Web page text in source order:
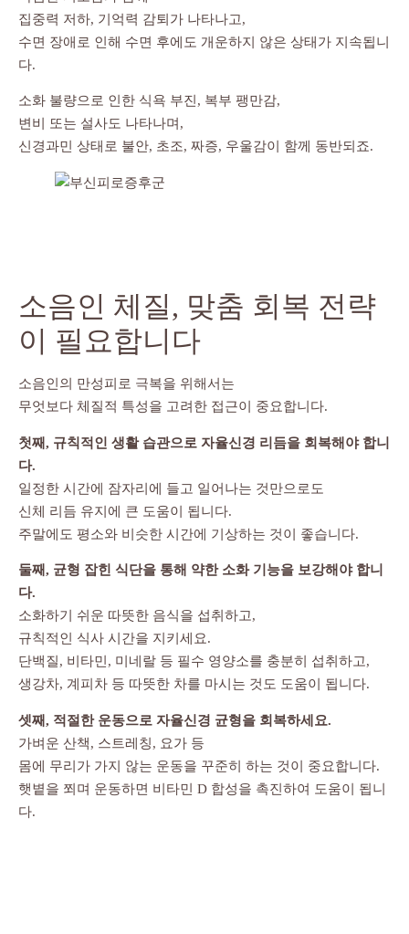
집중력 저하, 기억력 감퇴가 나타나고,
수면 장애로 인해 수면 후에도 개운하지 않은 상태가 지속됩니
다.
소화 불량으로 인한 식욕 부진, 복부 팽만감,
변비 또는 설사도 나타나며,
신경과민 상태로 불안, 초조, 짜증, 우울감이 함께 동반되죠.
소음인 체질, 맞춤 회복 전략
이 필요합니다
소음인의 만성피로 극복을 위해서는
무엇보다 체질적 특성을 고려한 접근이 중요합니다.
첫째, 규칙적인 생활 습관으로 자율신경 리듬을 회복해야 합니
다.
일정한 시간에 잠자리에 들고 일어나는 것만으로도
신체 리듬 유지에 큰 도움이 됩니다.
주말에도 평소와 비슷한 시간에 기상하는 것이 좋습니다.
둘째, 균형 잡힌 식단을 통해 약한 소화 기능을 보강해야 합니
다.
소화하기 쉬운 따뜻한 음식을 섭취하고,
규칙적인 식사 시간을 지키세요.
단백질, 비타민, 미네랄 등 필수 영양소를 충분히 섭취하고,
생강차, 계피차 등 따뜻한 차를 마시는 것도 도움이 됩니다.
셋째, 적절한 운동으로 자율신경 균형을 회복하세요.
가벼운 산책, 스트레칭, 요가 등
몸에 무리가 가지 않는 운동을 꾸준히 하는 것이 중요합니다.
햇볕을 쬐며 운동하면 비타민 D 합성을 촉진하여 도움이 됩니
다.